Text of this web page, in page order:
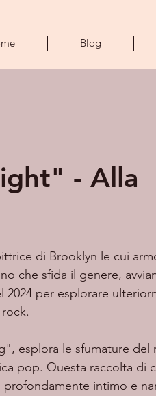
Blog
- Alla
di Brooklyn le cui
che sfida il genere,
per esplorare
pop. Questa raccolta di
intimo e